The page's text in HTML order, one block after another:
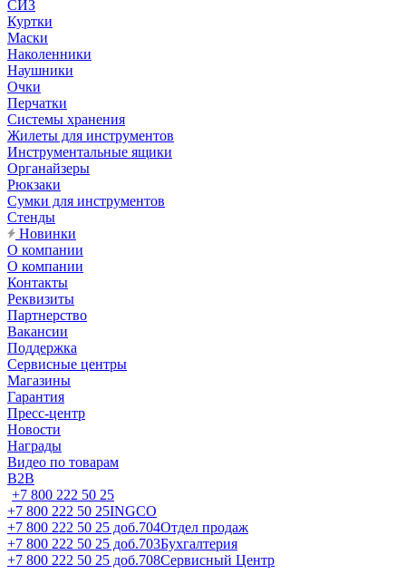
СИЗ
Куртки
Маски
Наколенники
Наушники
Очки
Перчатки
Системы хранения
Жилеты для инструментов
Инструментальные ящики
Органайзеры
Рюкзаки
Сумки для инструментов
Стенды
Новинки
О компании
О компании
Контакты
Реквизиты
Партнерство
Вакансии
Поддержка
Сервисные центры
Магазины
Гарантия
Пресс-центр
Новости
Награды
Видео по товарам
B2B
+7 800 222 50 25
+7 800 222 50 25INGCO
+7 800 222 50 25 доб.704Отдел продаж
+7 800 222 50 25 доб.703Бухгалтерия
+7 800 222 50 25 доб.708Сервисный Центр